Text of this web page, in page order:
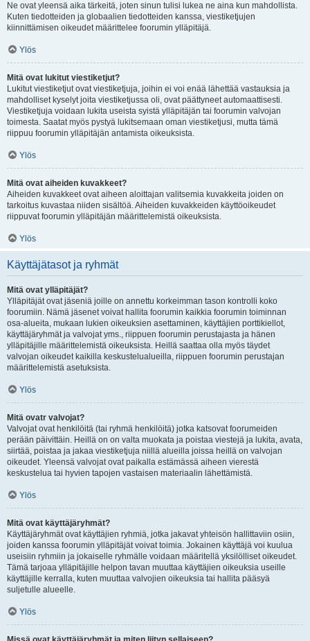
Ne ovat yleensä aika tärkeitä, joten sinun tulisi lukea ne aina kun mahdollista.
Kuten tiedotteiden ja globaalien tiedotteiden kanssa, viestiketjujen
kiinnittämisen oikeudet määrittelee foorumin ylläpitäjä.
Ylös
Mitä ovat lukitut viestiketjut?
Lukitut viestiketjut ovat viestiketjuja, joihin ei voi enää lähettää vastauksia ja
mahdolliset kyselyt joita viestiketjussa oli, ovat päättyneet automaattisesti.
Viestiketjuja voidaan lukita useista syistä ylläpitäjän tai foorumin valvojan
toimesta. Saatat myös pystyä lukitsemaan oman viestiketjusi, mutta tämä
riippuu foorumin ylläpitäjän antamista oikeuksista.
Ylös
Mitä ovat aiheiden kuvakkeet?
Aiheiden kuvakkeet ovat aiheen aloittajan valitsemia kuvakkeita joiden on
tarkoitus kuvastaa niiden sisältöä. Aiheiden kuvakkeiden käyttöoikeudet
riippuvat foorumin ylläpitäjän määrittelemistä oikeuksista.
Ylös
Käyttäjätasot ja ryhmät
Mitä ovat ylläpitäjät?
Ylläpitäjät ovat jäseniä joille on annettu korkeimman tason kontrolli koko
foorumiin. Nämä jäsenet voivat hallita foorumin kaikkia foorumin toiminnan
osa-alueita, mukaan lukien oikeuksien asettaminen, käyttäjien porttikiellot,
käyttäjäryhmät ja valvojat yms., riippuen foorumin perustajasta ja hänen
ylläpitäjille määrittelemistä oikeuksista. Heillä saattaa olla myös täydet
valvojan oikeudet kaikilla keskustelualueilla, riippuen foorumin perustajan
määrittelemistä asetuksista.
Ylös
Mitä ovatr valvojat?
Valvojat ovat henkilöitä (tai ryhmä henkilöitä) jotka katsovat foorumeiden
perään päivittäin. Heillä on on valta muokata ja poistaa viestejä ja lukita, avata,
siirtää, poistaa ja jakaa viestiketjuja niillä alueilla joissa heillä on valvojan
oikeudet. Yleensä valvojat ovat paikalla estämässä aiheen vierestä
keskustelua tai hyvien tapojen vastaisen materiaalin lähettämistä.
Ylös
Mitä ovat käyttäjäryhmät?
Käyttäjäryhmät ovat käyttäjien ryhmiä, jotka jakavat yhteisön hallittaviin osiin,
joiden kanssa foorumin ylläpitäjät voivat toimia. Jokainen käyttäjä voi kuulua
useisiin ryhmiin ja jokaiselle ryhmälle voidaan määritellä yksilölliset oikeudet.
Tämä tarjoaa ylläpitäjille helpon tavan muuttaa käyttäjien oikeuksia useille
käyttäjille kerralla, kuten muuttaa valvojien oikeuksia tai hallita pääsyä
suljetulle alueelle.
Ylös